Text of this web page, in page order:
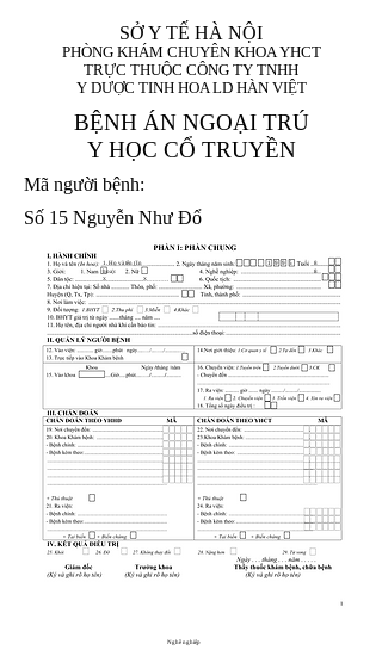
SỞ Y TẾ HÀ NỘI
PHÒNG KHÁM CHUYÊN KHOA YHCT
TRỰC THUỘC CÔNG TY TNHH
Y DƯỢC TINH HOA LD HÀN VIỆT
BỆNH ÁN NGOẠI TRÚ
Y HỌC CỔ TRUYỀN
Mã người bệnh:
Số 15 Nguyễn Như Đổ
1. Họ và tên (In
hoa):
1 9 9 5
8
8
X
X
Nghề nghiệp